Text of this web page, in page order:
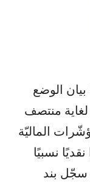
الوضع
لغاية منتصف
الماليّة
نسبيًا
سجّل بند